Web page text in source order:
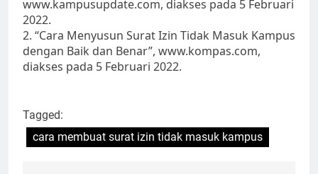
www.kampusupdate.com, diakses pada 5 Februari
2022.
2. “Cara Menyusun Surat Izin Tidak Masuk Kampus
dengan Baik dan Benar”, www.kompas.com,
diakses pada 5 Februari 2022.
Tagged:
cara membuat surat izin tidak masuk kampus